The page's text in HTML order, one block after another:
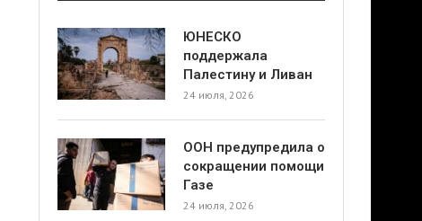
ЮНЕСКО
поддержала
Палестину и Ливан
24 июля, 2026
ООН предупредила о
сокращении помощи
Газе
24 июля, 2026